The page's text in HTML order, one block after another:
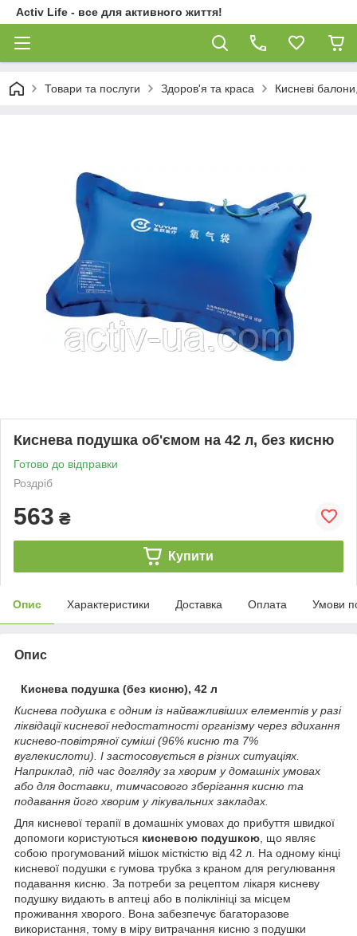
Activ Life - все для активного життя!
Товари та послуги Здоров'я та краса Кисневі
Киснева подушка об'ємом на 42 л, без кисню
Готово до відправки
Роздріб
563 ₴
Купити
Опис Характеристики Доставка Оплата Умови
Опис
Киснева подушка (без кисню), 42 л
Киснева подушка є одним із найважливіших елементів у разі
ліквідації кисневої недостатності організму через вдихання
киснево-повітряної суміші (96% кисню та 7%
вуглекислоти). І застосовується в різних ситуаціях.
Наприклад, під час догляду за хворим у домашніх умовах
або для доставки, тимчасового зберігання кисню та
подавання його хворим у лікувальних закладах.
Для кисневої терапії в домашніх умовах до прибуття швидкої
допомоги користуються кисневою подушкою , що являє
собою прогумований мішок місткістю від 42 л. На одному кінці
кисневої подушки є гумова трубка з краном для регулювання
подавання кисню. За потреби за рецептом лікаря кисневу
подушку видають в аптеці або в поліклініці за місцем
проживання хворого. Вона забезпечує багаторазове
використання, тому в міру витрачання кисню з подушки